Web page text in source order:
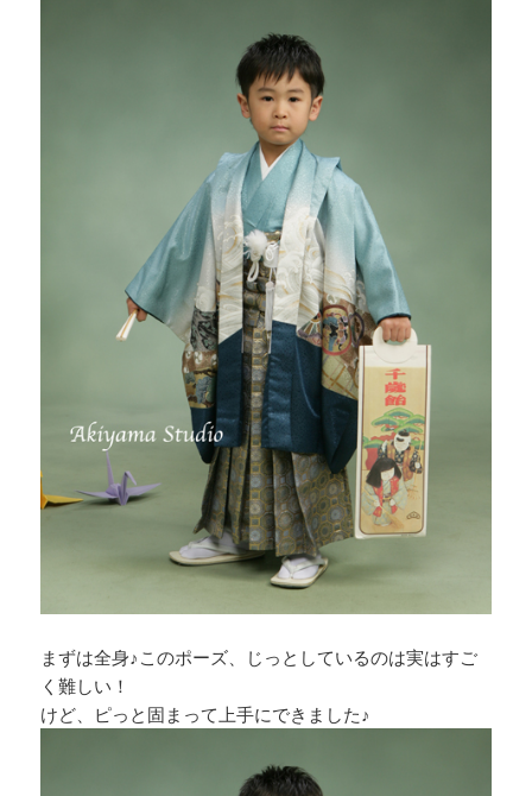
まずは全身♪このポーズ、じっとしているのは実はすご
く難しい！
けど、ピっと固まって上手にできました♪